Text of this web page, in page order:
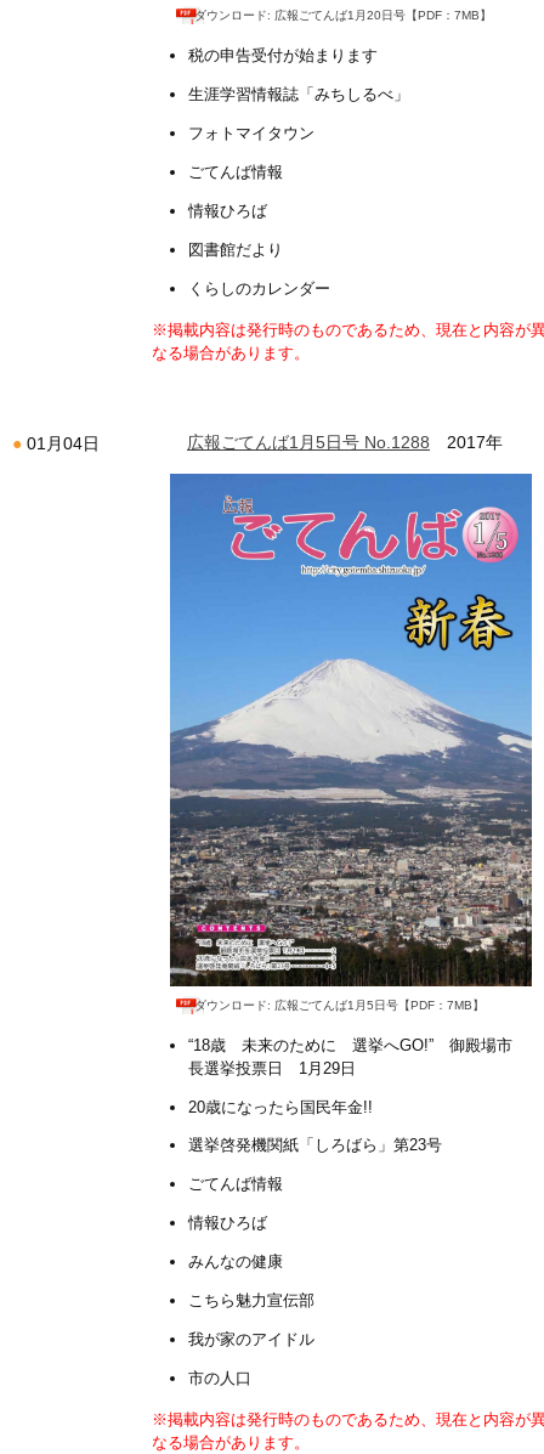
ダウンロード: 広報ごてんば1月20日号【PDF：7MB】
税の申告受付が始まります
生涯学習情報誌「みちしるべ」
フォトマイタウン
ごてんば情報
情報ひろば
図書館だより
くらしのカレンダー
※掲載内容は発行時のものであるため、現在と内容が
なる場合があります。
01月04日 広報ごてんば1月5日号 No.1288 2017年
ダウンロード: 広報ごてんば1月5日号【PDF：7MB】
“18歳 未来のために 選挙へGO!” 御殿場市
長選挙投票日 1月29日
20歳になったら国民年金!!
選挙啓発機関紙「しろばら」第23号
ごてんば情報
情報ひろば
みんなの健康
こちら魅力宣伝部
我が家のアイドル
市の人口
※掲載内容は発行時のものであるため、現在と内容が
なる場合があります。